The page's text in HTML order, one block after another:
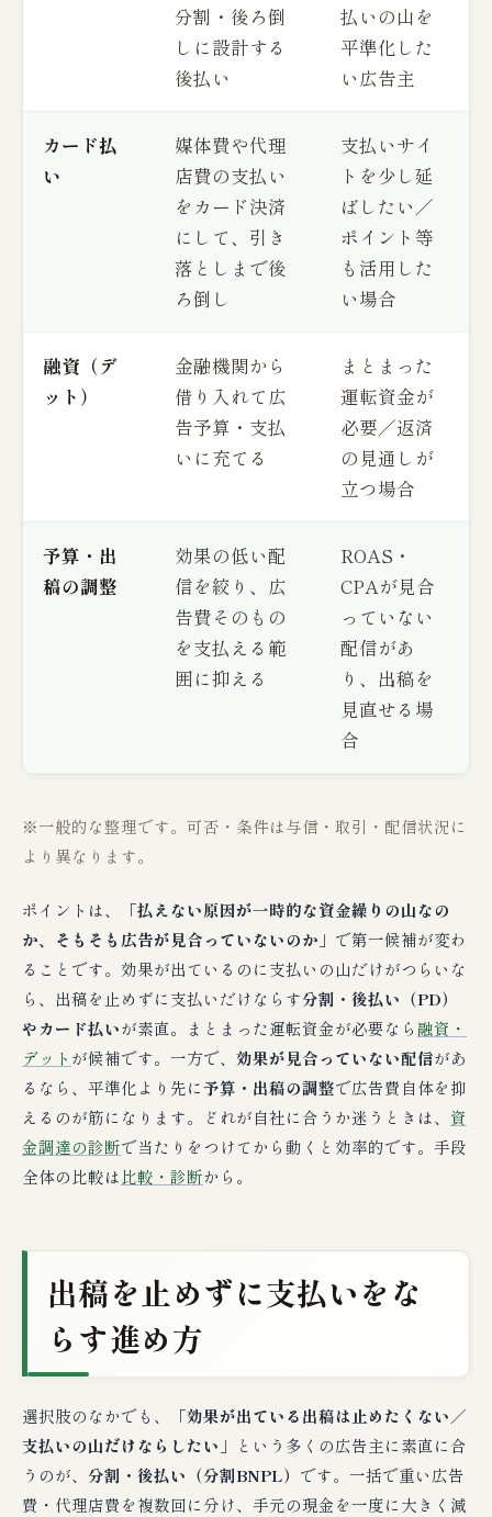
分割・後ろ倒
しに設計する
後払い
払いの山を
平準化した
い広告主
カード払
い
媒体費や代理
店費の支払い
をカード決済
にして、引き
落としまで後
ろ倒し
支払いサイ
トを少し延
ばしたい／
ポイント等
も活用した
い場合
融資（デ
ット）
金融機関から
借り入れて広
告予算・支払
いに充てる
まとまった
運転資金が
必要／返済
の見通しが
立つ場合
予算・出
稿の調整
効果の低い配
信を絞り、広
告費そのもの
を支払える範
囲に抑える
ROAS・
CPAが見合
っていない
配信があ
り、出稿を
見直せる場
合
※一般的な整理です。可否・条件は与信・取引・配信状況に
より異なります。
ポイントは、
「払えない原因が一時的な資金繰りの山なの
か、そもそも広告が見合っていないのか」 で第一候補が変わ
ることです。効果が出ているのに支払いの山だけがつらいな
ら、出稿を止めずに支払いだけならす分割・後払い（PD）
やカード払いが素直。まとまった運転資金が必要なら 融資・
デット が候補です。一方で、 効果が見合っていない配信があ
るなら、平準化より先に予算・出稿の調整で広告費自体を抑
えるのが筋になります。どれが自社に合うか迷うときは、 資
金調達の診断で当たりをつけてから動くと効率的です。手段
全体の比較は比較・診断から。
出稿を止めずに支払いをな
らす進め方
選択肢のなかでも、
「効果が出ている出稿は止めたくない／
支払いの山だけならしたい」
という多くの広告主に素直に合
うのが、 分割・後払い（分割BNPL） です。一括で重い広告
費・代理店費を複数回に分け、手元の現金を一度に大きく減